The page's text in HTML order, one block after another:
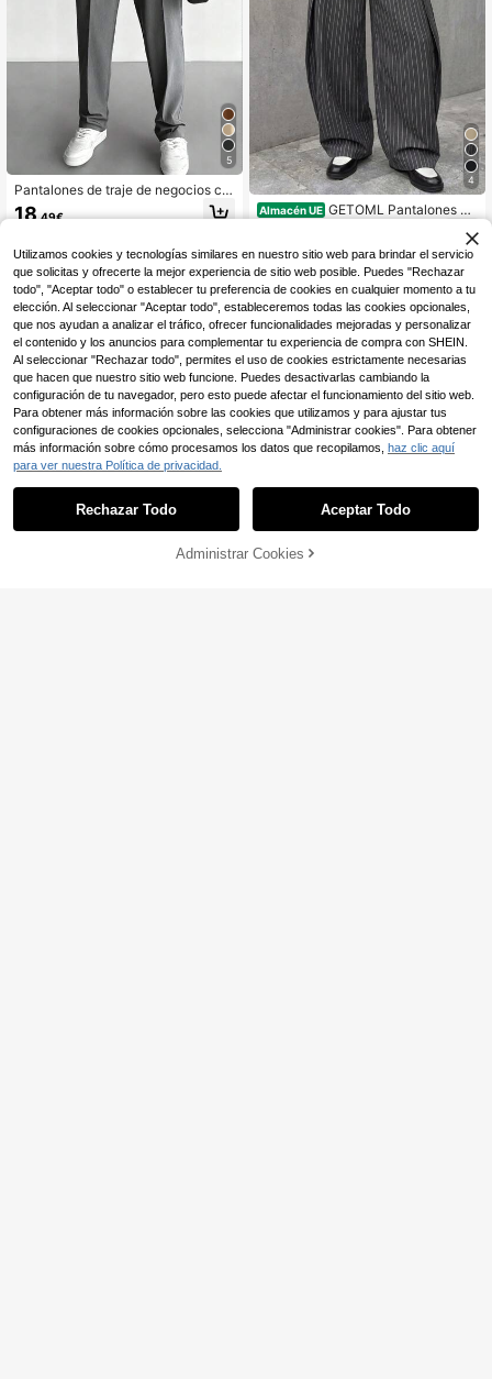
5
Pantalones de traje de negocios ca
suales para hombre
18,49€
4
Almacén UE GETOML Pantalones de
s y pliegues en color carbón para h
ombre, pantalones de estilo relajad
o para uso urbano
COMPRAR AHORA
Utilizamos cookies y tecnologías similares en nuestro sitio web para brindar el servicio
que solicitas y ofrecerte la mejor experiencia de sitio web posible. Puedes "Rechazar
todo", "Aceptar todo" o establecer tu preferencia de cookies en cualquier momento a tu
elección. Al seleccionar "Aceptar todo", estableceremos todas las cookies opcionales,
que nos ayudan a analizar el tráfico, ofrecer funcionalidades mejoradas y personalizar
el contenido y los anuncios para complementar tu experiencia de compra con SHEIN.
Al seleccionar "Rechazar todo", permites el uso de cookies estrictamente necesarias
que hacen que nuestro sitio web funcione. Puedes desactivarlas cambiando la
configuración de tu navegador, pero esto puede afectar el funcionamiento del sitio web.
Para obtener más información sobre las cookies que utilizamos y para ajustar tus
configuraciones de cookies opcionales, selecciona "Administrar cookies". Para obtener
más información sobre cómo procesamos los datos que recopilamos, haz clic aquí
para ver nuestra Política de privacidad.
Rechazar Todo Aceptar Todo
Administrar Cookies